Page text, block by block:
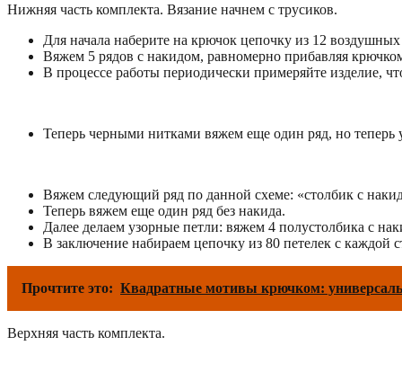
Нижняя часть комплекта. Вязание начнем с трусиков.
Для начала наберите на крючок цепочку из 12 воздушных
Вяжем 5 рядов с накидом, равномерно прибавляя
В процессе работы периодически примеряйте изделие,
Теперь черными нитками вяжем еще один ряд, но теперь
Вяжем следующий ряд по данной схеме: «столбик с
Теперь вяжем еще один ряд без накида.
Далее делаем узорные петли: вяжем 4 полустолбика с
В заключение набираем цепочку из 80 петелек с
Прочтите это: Квадратные мотивы крючком:
Верхняя часть комплекта.